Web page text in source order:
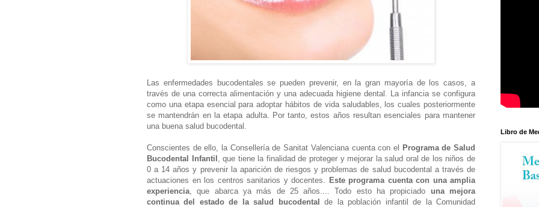
Las enfermedades bucodentales se pueden prevenir, en la gran mayoría de los casos, a
través de una correcta alimentación y una adecuada higiene dental. La infancia se configura
como una etapa esencial para adoptar hábitos de vida saludables, los cuales posteriormente
se mantendrán en la etapa adulta. Por tanto, estos años resultan esenciales para mantener
una buena salud bucodental.
Conscientes de ello, la Consellería de Sanitat Valenciana cuenta con el Programa de Salud
Bucodental Infantil , que tiene la finalidad de proteger y mejorar la salud oral de los niños de
0 a 14 años y prevenir la aparición de riesgos y problemas de salud bucodental a través de
actuaciones en los centros sanitarios y docentes. Este programa cuenta con una amplia
experiencia , que abarca ya más de 25 años.... Todo esto ha propiciado una mejora
continua del estado de la salud bucodentalde la población infantil de la Comunidad
Libro de